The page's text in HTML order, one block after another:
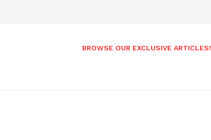
BROWSE OUR EXCLUSIVE ARTICLES!